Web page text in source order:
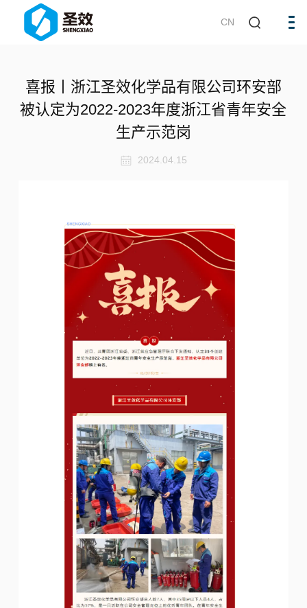
CN
喜报丨浙江圣效化学品有限公司环安部
被认定为2022-2023年度浙江省青年安全
生产示范岗
2024.04.15